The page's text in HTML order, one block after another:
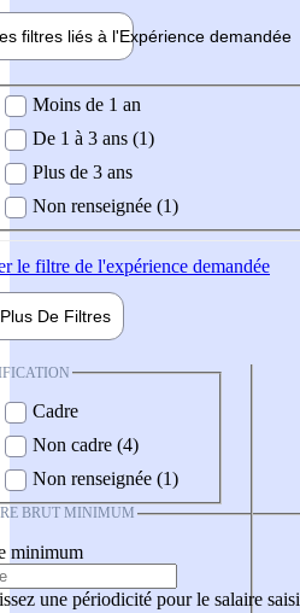
filtres liés à l'Expérience demandée
demandée
Moins de 1 an
De 1 à 3 ans (1)
Plus de 3 ans
Non renseignée (1)
le filtre de l'expérience demandée
Plus De Filtres
Cadre
Non cadre (4)
Non renseignée (1)
BRUT MINIMUM
minimum
une périodicité pour le salaire saisi